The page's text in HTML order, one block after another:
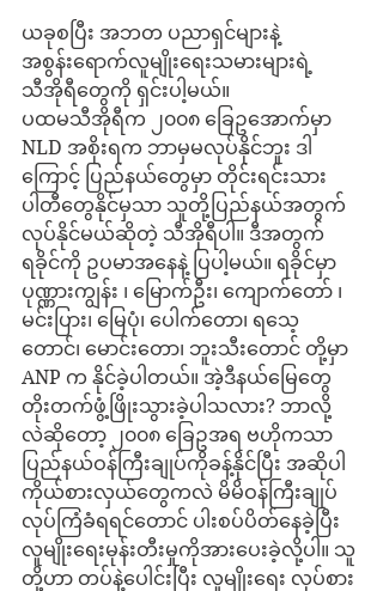
ယခုစပြီး အဘတ ပညာရှင်များနဲ့
အစွန်းရောက်လူမျိုးရေးသမားများရဲ့
သီအိုရီတွေကို ရှင်းပါ့မယ်။
ပထမသီအိုရီက ၂၀၀၈ ခြေဥအောက်မှာ
NLD အစိုးရက ဘာမှမလုပ်နိုင်ဘူး ဒါ
ကြောင့် ပြည်နယ်တွေမှာ တိုင်းရင်းသား
ပါတီတွေနိုင်မှသာ သူတို့ပြည်နယ်အတွက်
လုပ်နိုင်မယ်ဆိုတဲ့ သီအိုရီပါ။ ဒီအတွက်
ရခိုင်ကို ဥပမာအနေနဲ့ ပြပါ့မယ်။ ရခိုင်မှာ
ပုဏ္ဏားကျွန်း ၊ မြောက်ဦး၊ ကျောက်တော် ၊
မင်းပြား၊ မြေပုံ၊ ပေါက်တော၊ ရသေ့
တောင်၊ မောင်းတော၊ ဘူးသီးတောင် တို့မှာ
ANP က နိုင်ခဲ့ပါတယ်။ အဲ့ဒီနယ်မြေတွေ
တိုးတက်ဖွံ့ဖြိုးသွားခဲ့ပါသလား? ဘာလို့
လဲဆိုတော့ ၂၀၀၈ ခြေဥအရ ဗဟိုကသာ
ပြည်နယ်ဝန်ကြီးချုပ်ကိုခန့်နိုင်ပြီး အဆိုပါ
ကိုယ်စားလှယ်တွေကလဲ မိမိဝန်ကြီးချုပ်
လုပ်ကြံခံရရင်တောင် ပါးစပ်ပိတ်နေခဲ့ပြီး
လူမျိုးရေးမုန်းတီးမှုကိုအားပေးခဲ့လို့ပါ။ သူ
တို့ဟာ တပ်နဲ့ပေါင်းပြီး လူမျိုးရေး လုပ်စား